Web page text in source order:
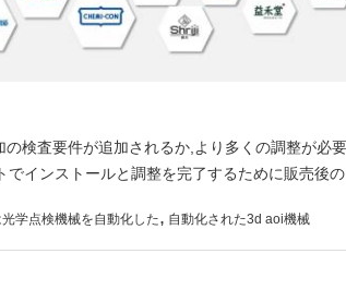
検査要件が追加されるか,より多くの調整が必
インストールと調整を完了するために販売後
学点検機械を自動化した, 自動化された3d aoi機械